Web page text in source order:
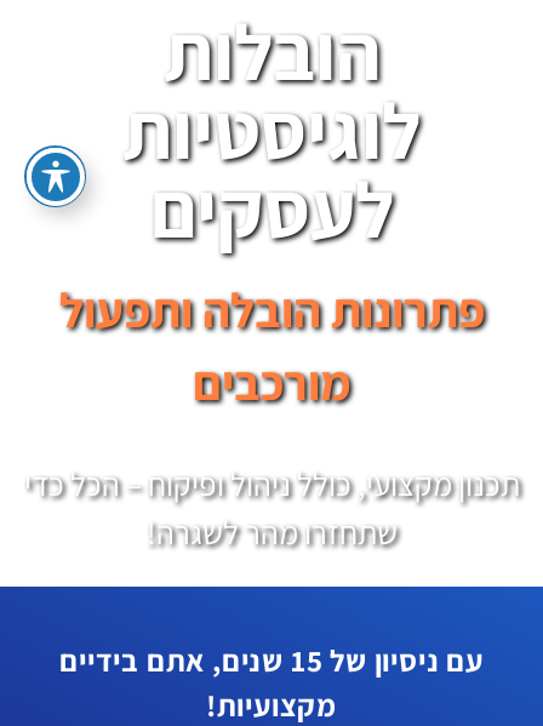
הובלות
לוגיסטיות
לעסקים
פתרונות הובלה ותפעול
מורכבים
תכנון מקצועי, כולל ניהול ופיקוח – הכל כדי
שתחזרו מהר לשגרה!
עם ניסיון של 15 שנים, אתם בידיים
מקצועיות!